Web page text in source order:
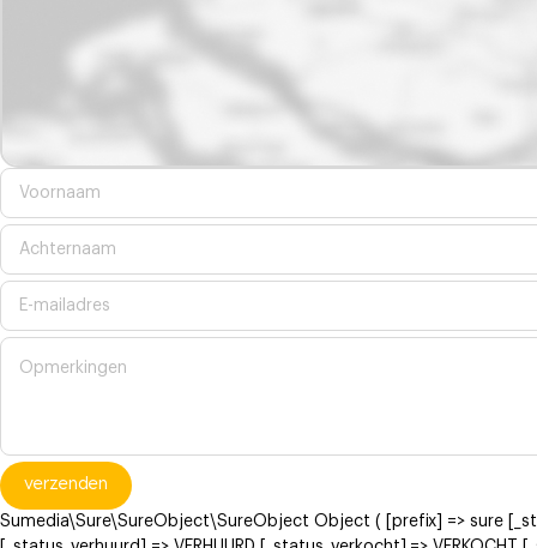
verzenden
Sumedia\Sure\SureObject\SureObject Object ( [prefix] => sure